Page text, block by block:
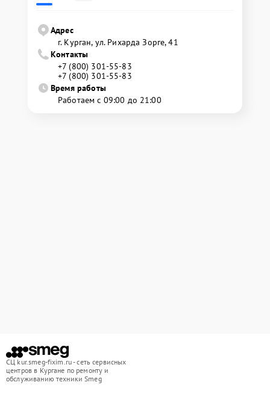
Адрес
г. Курган, ул. Рихарда Зорге, 41
Контакты
+7 (800) 301-55-83
+7 (800) 301-55-83
Время работы
Работаем с 09:00 до 21:00
СЦ kur.smeg-fixim.ru - сеть сервисных
центров в Кургане по ремонту и
обслуживанию техники Smeg